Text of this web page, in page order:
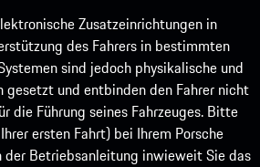
Zusatzeinrichtungen in
des Fahrers in bestimmten
sind jedoch physikalische und
gesetzt und entbinden den Fahrer nicht
die Führung seines Fahrzeuges. Bitte
ersten Fahrt) bei Ihrem Porsche
der Betriebsanleitung inwieweit Sie das